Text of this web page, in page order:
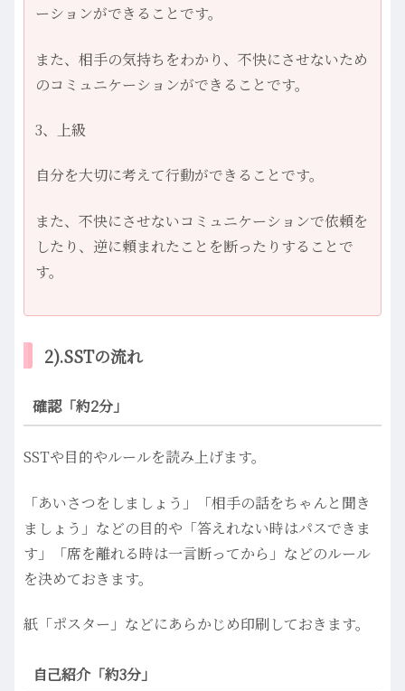
ーションができることです。
また、相手の気持ちをわかり、不快にさせないため
のコミュニケーションができることです。
3、上級
自分を大切に考えて行動ができることです。
また、不快にさせないコミュニケーションで依頼を
したり、逆に頼まれたことを断ったりすることで
す。
2).SSTの流れ
確認「約2分」
SSTや目的やルールを読み上げます。
「あいさつをしましょう」「相手の話をちゃんと聞き
ましょう」などの目的や「答えれない時はパスできま
す」「席を離れる時は一言断ってから」などのルール
を決めておきます。
紙「ポスター」などにあらかじめ印刷しておきます。
自己紹介「約3分」